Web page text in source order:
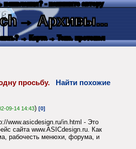
пожелания? - напишите автору
→ Архивы...
→ Карта → Текс. протокол
просьбу.
Найти похожие
09-14 14:43) [0]
www.asicdesign.ru/in.html - Это
сайта www.ASICdesign.ru. Как
рабочесть менюхи, форума, и